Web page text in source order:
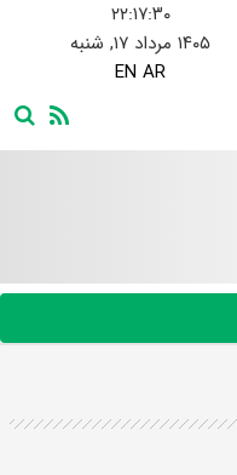
۲۲:۱۷:۳۱
۱۴۰۵ مرداد ۱۷, شنبه
EN AR